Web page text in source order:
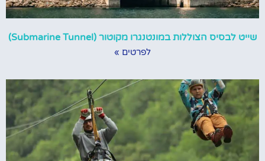
שייט לבסיס הצוללות במונטנגרו מקוטור (Submarine Tunnel)
לפרטים »